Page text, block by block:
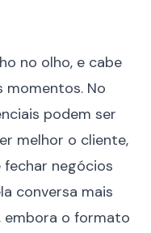
no olho, e cabe
momentos. No
podem ser
melhor o cliente,
negócios
conversa mais
embora o formato